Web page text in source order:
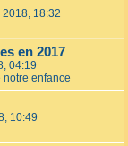
2018, 18:32
en 2017
04:19
notre enfance
10:49